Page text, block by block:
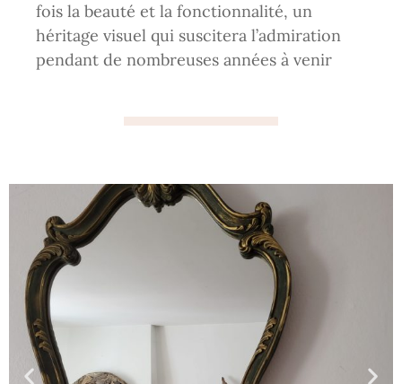
fois la beauté et la fonctionnalité, un
héritage visuel qui suscitera l’admiration
pendant de nombreuses années à venir